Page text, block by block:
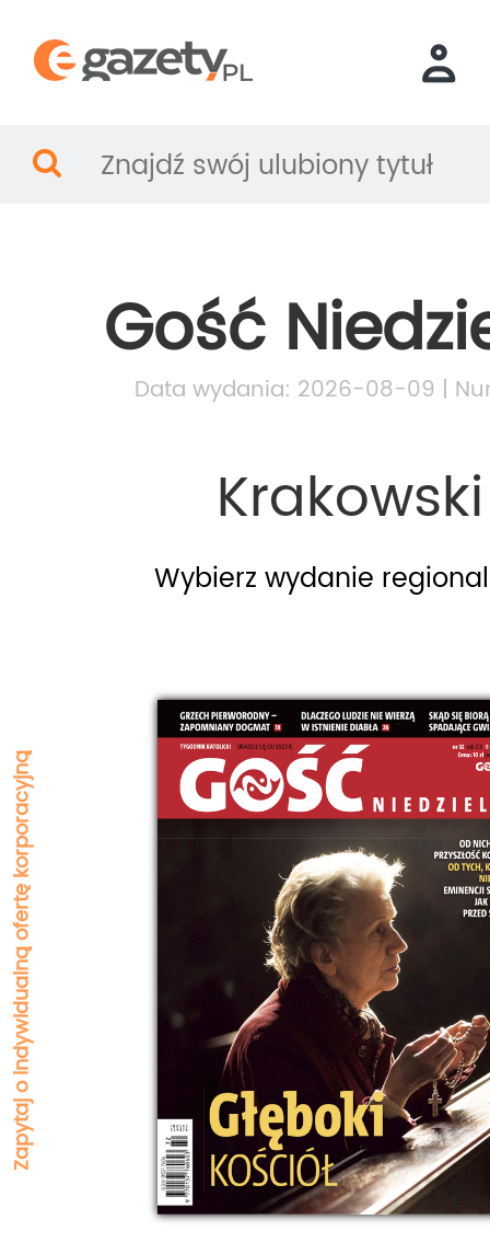
Gość
Data wydania: 2026-08-09 |
Krakowski
Zapytaj o indywidualną ofertę korporacyjną